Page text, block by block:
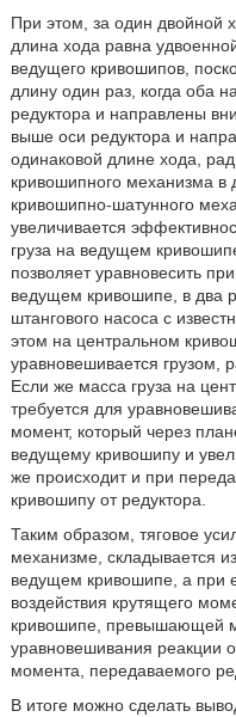
При этом, за один двойной
длина хода равна
ведущего кривошипов,
длину один раз, когда оба
редуктора и направлены
выше оси редуктора и
одинаковой длине хода,
кривошипного механизма
кривошипно-шатунного
увеличивается
груза на ведущем
позволяет уравновесить
ведущем кривошипе, в два
штангового насоса с
этом на центральном
уравновешивается грузом,
Если же масса груза на
требуется для
момент, который через
ведущему кривошипу и
же происходит и при
кривошипу от редуктора.
Таким образом, тяговое
механизме, складывается
ведущем кривошипе, а при
воздействия крутящего
кривошипе, превышающей
уравновешивания реакции
момента, передаваемого
В итоге можно сделать